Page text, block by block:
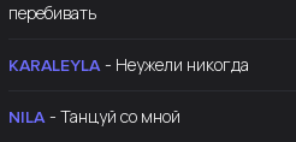
перебивать
KARALEYLA - Неужели никогда
NILA - Танцуй со мной